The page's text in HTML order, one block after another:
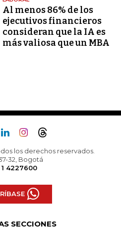
Al menos 86% de los
ejecutivos financieros
consideran que la IA es
más valiosa que un MBA
los derechos reservados.
32, Bogotá
1 4227600
SECCIONES